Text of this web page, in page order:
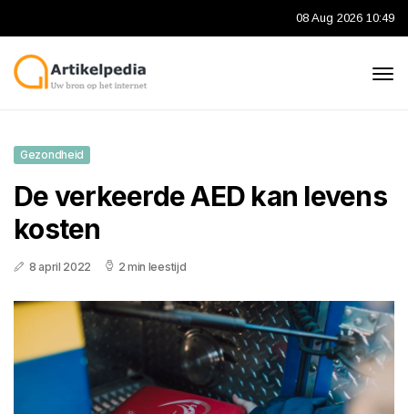
08 Aug 2026 10:49
Gezondheid
De verkeerde AED kan levens
kosten
8 april 2022 2 min leestijd